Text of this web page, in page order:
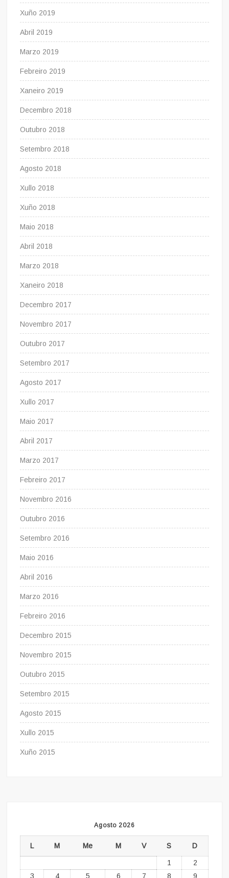
Xuño 2019
Abril 2019
Marzo 2019
Febreiro 2019
Xaneiro 2019
Decembro 2018
Outubro 2018
Setembro 2018
Agosto 2018
Xullo 2018
Xuño 2018
Maio 2018
Abril 2018
Marzo 2018
Xaneiro 2018
Decembro 2017
Novembro 2017
Outubro 2017
Setembro 2017
Agosto 2017
Xullo 2017
Maio 2017
Abril 2017
Marzo 2017
Febreiro 2017
Novembro 2016
Outubro 2016
Setembro 2016
Maio 2016
Abril 2016
Marzo 2016
Febreiro 2016
Decembro 2015
Novembro 2015
Outubro 2015
Setembro 2015
Agosto 2015
Xullo 2015
Xuño 2015
Agosto 2026
L M Me M V S D
1
2
3
4 5 6 7 8
9